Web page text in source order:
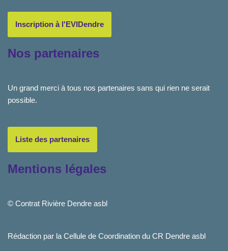
Inscription à l'EVIDendre
Nos partenaires
Un grand merci à tous nos partenaires sans qui rien ne serait
possible.
Liste des partenaires
Mentions légales
© Contrat Rivière Dendre asbl
Rédaction par la Cellule de Coordination du CR Dendre asbl